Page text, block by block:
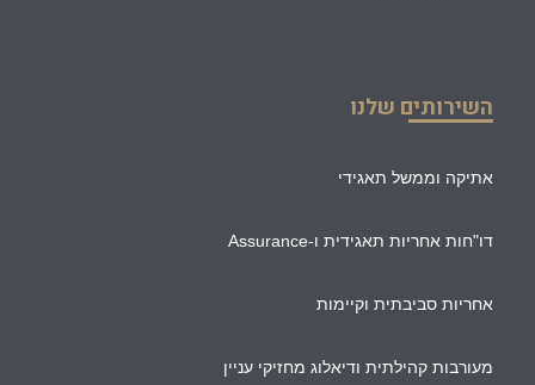
השירותים שלנו
אתיקה וממשל תאגידי
דו"חות אחריות תאגידית ו-Assurance
אחריות סביבתית וקיימות
מעורבות קהילתית ודיאלוג מחזיקי עניין